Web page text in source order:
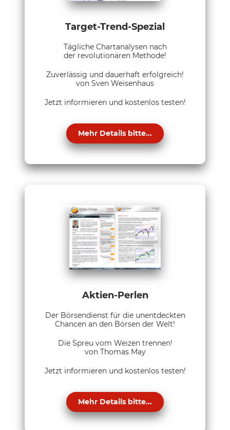
Target-Trend-Spezial
Tägliche Chartanalysen nach
der revolutionären Methode!
Zuverlässig und dauerhaft erfolgreich!
von Sven Weisenhaus
Jetzt informieren und kostenlos testen!
Mehr Details bitte...
Aktien-Perlen
Der Börsendienst für die unentdeckten
Chancen an den Börsen der Welt!
Die Spreu vom Weizen trennen!
von Thomas May
Jetzt informieren und kostenlos testen!
Mehr Details bitte...